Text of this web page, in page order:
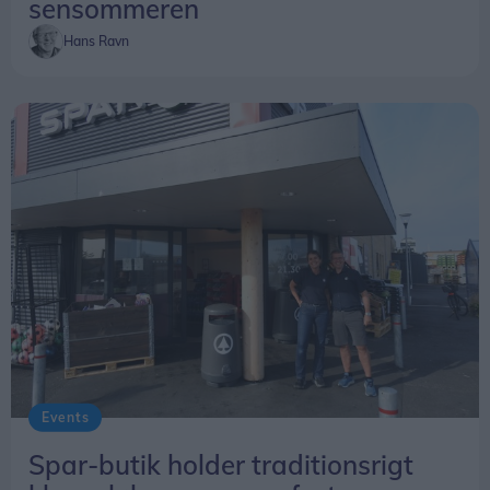
giver gode råd om, hvordan man kan være
forberedt, hvis en ekstraordinær situation opstår.
Der blev også informeret om Nabohjælp-appen.
- Vi opfordrer folk til at bruge Nabohjælp. Det er et
godt digitalt redskab, som gør det lettere for
naboer at passe på hinanden og dele relevante
informationer på en sikker måde, siger Peter
Mathiesen.
sensommeren
Hans Ravn
Events
Spar-butik holder traditionsrigt